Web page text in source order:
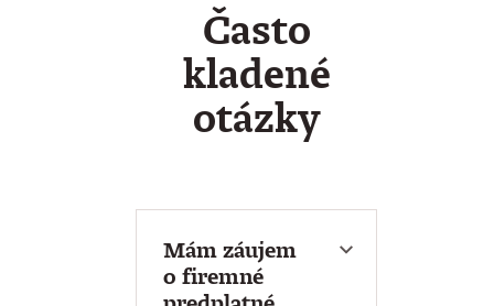
Často
kladené
otázky
Mám záujem
o firemné